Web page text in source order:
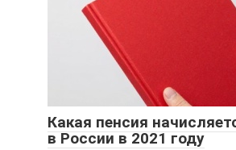
Какая пенсия
в России в 2021 году